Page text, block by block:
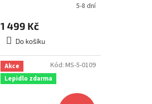
5-8 dní
1 499 Kč
Do košíku
Akce
Lepidlo zdarma
Kód: MS-5-0109